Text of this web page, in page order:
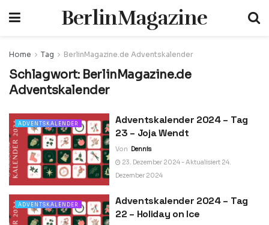
BerlinMagazine
Home Tag BerlinMagazine.de Adventskalender
Schlagwort: BerlinMagazine.de
Adventskalender
ADVENTSKALENDER
Adventskalender 2024 – Tag
23 – Joja Wendt
Von Dennis
23. Dezember 2024 - Aktualisiert 24.
Dezember 2024
ADVENTSKALENDER
Adventskalender 2024 – Tag
22 – Holiday on Ice